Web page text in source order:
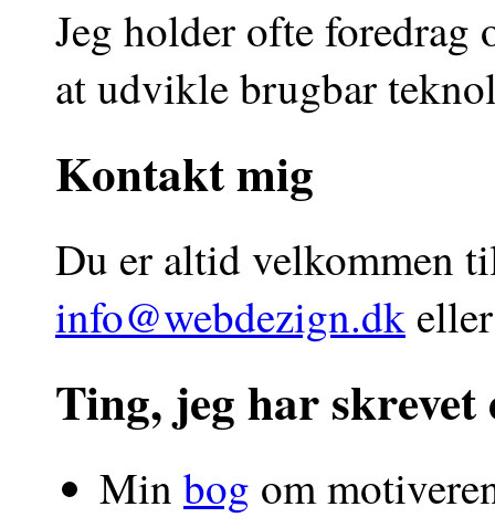
Jeg holder ofte
at udvikle brugbar
Kontakt mig
Du er altid velkommen
info@webdezign.dk
Ting, jeg har
Min bog om